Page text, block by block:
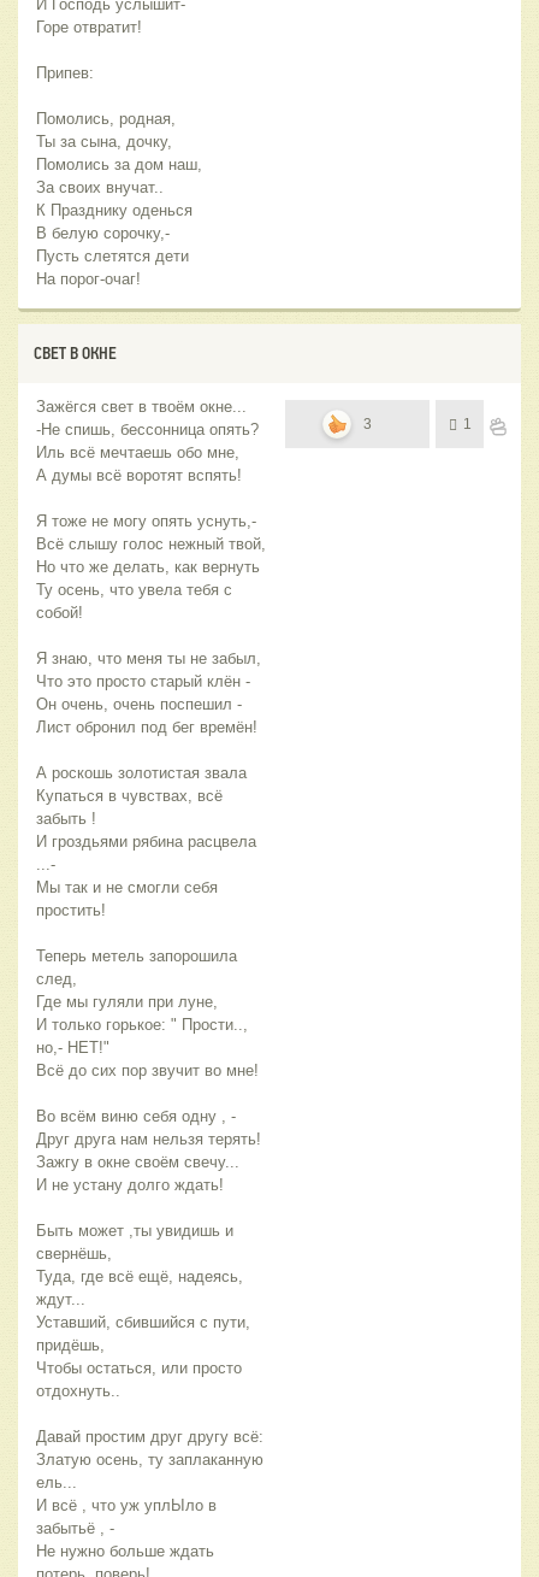
И Господь услышит-
Горе отвратит!
Припев:
Помолись, родная,
Ты за сына, дочку,
Помолись за дом наш,
За своих внучат..
К Празднику оденься
В белую сорочку,-
Пусть слетятся дети
На порог-очаг!
СВЕТ В ОКНЕ
Зажёгся свет в твоём окне...
-Не спишь, бессонница опять?
Иль всё мечтаешь обо мне,
А думы всё воротят вспять!
Я тоже не могу опять уснуть,-
Всё слышу голос нежный твой,
Но что же делать, как вернуть
Ту осень, что увела тебя с
собой!
Я знаю, что меня ты не забыл,
Что это просто старый клён -
Он очень, очень поспешил -
Лист обронил под бег времён!
А роскошь золотистая звала
Купаться в чувствах, всё
забыть !
И гроздьями рябина расцвела
...-
Мы так и не смогли себя
простить!
Теперь метель запорошила
след,
Где мы гуляли при луне,
И только горькое: " Прости..,
но,- НЕТ!"
Всё до сих пор звучит во мне!
Во всём виню себя одну , -
Друг друга нам нельзя терять!
Зажгу в окне своём свечу...
И не устану долго ждать!
Быть может ,ты увидишь и
свернёшь,
Туда, где всё ещё, надеясь,
ждут...
Уставший, сбившийся с пути,
придёшь,
Чтобы остаться, или просто
отдохнуть..
Давай простим друг другу всё:
Златую осень, ту заплаканную
ель...
И всё , что уж уплЫло в
забытьё , -
Не нужно больше ждать
3 1